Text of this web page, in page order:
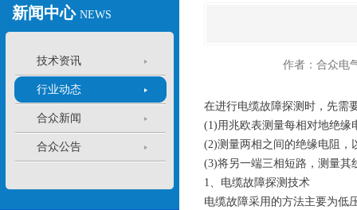
新闻中心 NEWS
技术资讯
行业动态
合众新闻
合众公告
作者：合众电
在进行电缆故障探测时，先需
(1)用兆欧表测量每相对地绝缘
(2)测量两相之间的绝缘电阻，
(3)将另一端三相短路，测量其
1、电缆故障探测技术
电缆故障采用的方法主要为低